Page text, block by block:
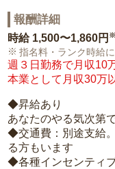
報酬詳細
時給 1,500〜1,860円 ※
指名料・ランク時給
週３日勤務で月収10
本業として月収30万
◆昇給あり
あなたのやる気次第
◆交通費：別途支給
る方もいます
◆各種インセンティ